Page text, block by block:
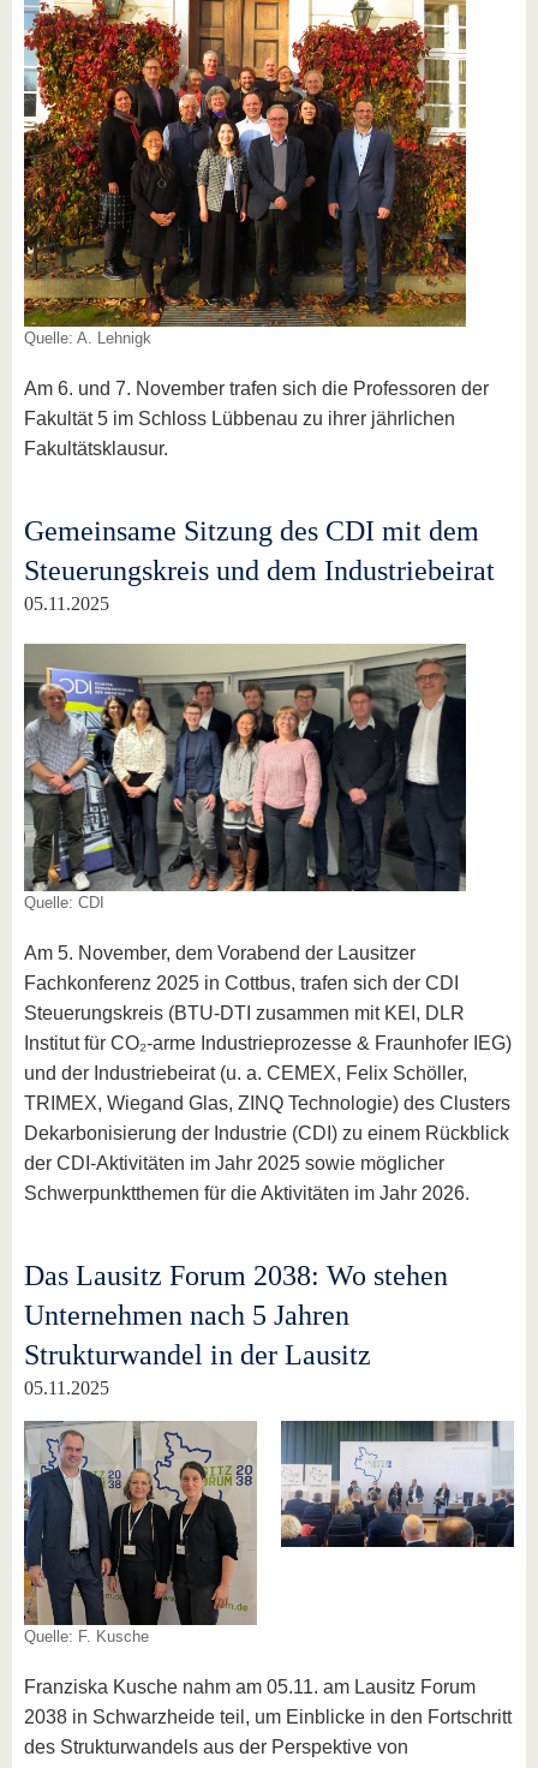
Quelle: A. Lehnigk
Am 6. und 7. November trafen sich die Professoren der
Fakultät 5 im Schloss Lübbenau zu ihrer jährlichen
Fakultätsklausur.
Gemeinsame Sitzung des CDI mit dem
Steuerungskreis und dem Industriebeirat
05.11.2025
Quelle: CDI
Am 5. November, dem Vorabend der Lausitzer
Fachkonferenz 2025 in Cottbus, trafen sich der CDI
Steuerungskreis (BTU-DTI zusammen mit KEI, DLR
Institut für CO₂-arme Industrieprozesse & Fraunhofer IEG)
und der Industriebeirat (u. a. CEMEX, Felix Schöller,
TRIMEX, Wiegand Glas, ZINQ Technologie) des Clusters
Dekarbonisierung der Industrie (CDI) zu einem Rückblick
der CDI-Aktivitäten im Jahr 2025 sowie möglicher
Schwerpunktthemen für die Aktivitäten im Jahr 2026.
Das Lausitz Forum 2038: Wo stehen
Unternehmen nach 5 Jahren
Strukturwandel in der Lausitz
05.11.2025
Quelle: F. Kusche
Franziska Kusche nahm am 05.11. am Lausitz Forum
2038 in Schwarzheide teil, um Einblicke in den Fortschritt
des Strukturwandels aus der Perspektive von